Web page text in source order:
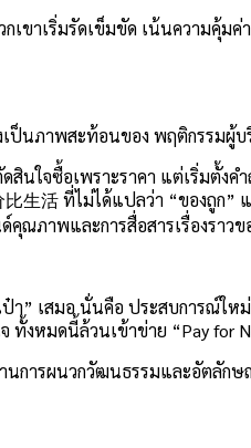
าเริ่มรัดเข็มขัด เน้นความคุ้ม
ป็นภาพสะท้อนของ พฤติกรรมผู้
นใจซื้อเพราะราคา แต่เริ่มตั้ง
生活 ที่ไม่ได้แปลว่า “ของถูก
ภาพและการสื่อสารเรื่องราว
” เสมอ นั่นคือ ประสบการณ์ใ
งหมดนี้ล้วนเข้าข่าย “Pay for
การผนวกวัฒนธรรมและอัตลัก